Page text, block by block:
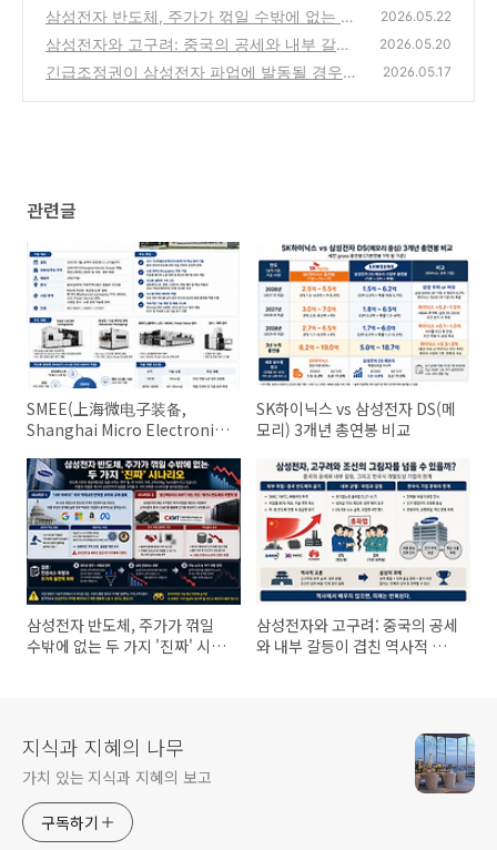
총연봉 비교
(0)
삼성전자 반도체, 주가가 꺾일 수밖에 없는 두
가지 '진짜' 시나리오
(0)
2026.05.22
삼성전자와 고구려: 중국의 공세와 내부 갈등
이 겹친 역사적 데자뷰
(0)
2026.05.20
긴급조정권이 삼성전자 파업에 발동될 경우의
2026.05.17
관련글
SMEE(上海微电子装备,
Shanghai Micro Electronics
소개
SK하이닉스 vs 삼성전자 DS(메
모리) 3개년 총연봉 비교
삼성전자 반도체, 주가가 꺾일
수밖에 없는 두 가지 '진짜' 시나
삼성전자와 고구려: 중국의 공세
와 내부 갈등이 겹친 역사적 데
지식과 지혜의 나무
가치 있는 지식과 지혜의 보고
구독하기